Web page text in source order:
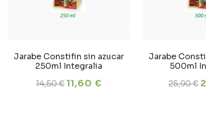
Jarabe Constifin sin azucar
250ml Integralia
14,50 €11,60 €
Jarabe
500ml
25,90 €